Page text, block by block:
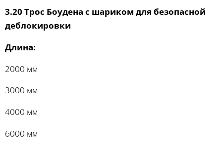
3.20 Трос Боудена с шариком для безопасной
деблокировки
Длина:
2000 мм
3000 мм
4000 мм
6000 мм